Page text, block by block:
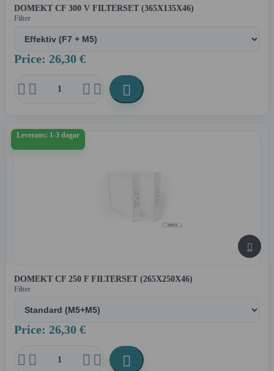
DOMEKT CF 300 V FILTERSET (365X135X46)
Filter
Price: 26,30 €
    
Leverans: 1-3 dagar

DOMEKT CF 250 F FILTERSET (265X250X46)
Filter
Price: 26,30 €
    